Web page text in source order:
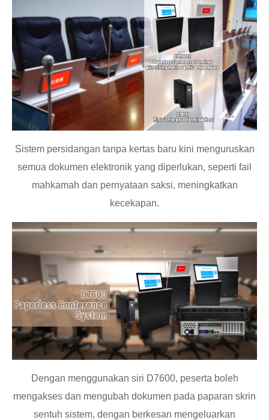
Sistem persidangan tanpa kertas baru kini menguruskan
semua dokumen elektronik yang diperlukan, seperti fail
mahkamah dan pernyataan saksi, meningkatkan
kecekapan.
Dengan menggunakan siri D7600, peserta boleh
mengakses dan mengubah dokumen pada paparan skrin
sentuh sistem, dengan berkesan mengeluarkan